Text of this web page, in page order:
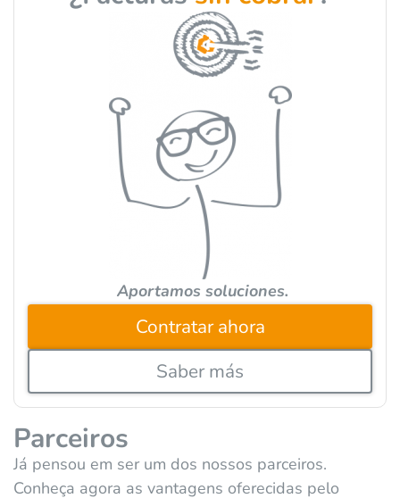
Aportamos soluciones.
Contratar ahora
Saber más
Parceiros
Já pensou em ser um dos nossos parceiros.
Conheça agora as vantagens oferecidas pelo